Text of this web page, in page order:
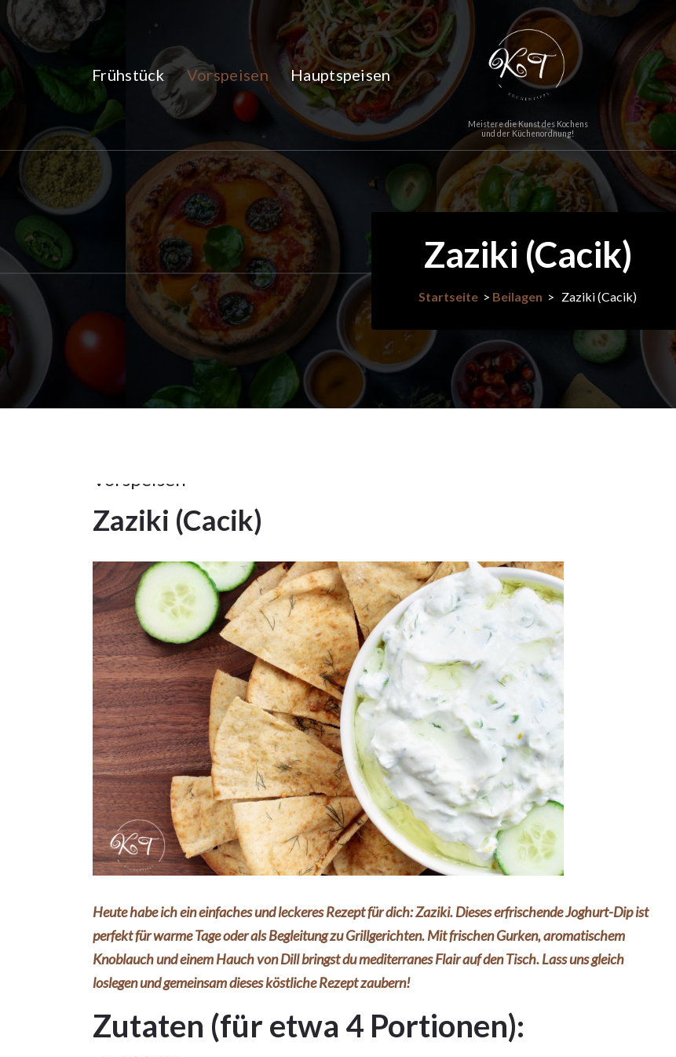
Zum
Inhalt
springen
Frühstück Vorspeisen Hauptspeisen
Meistere die Kunst des Kochens
und der Küchenordnung!
Zaziki (Cacik)
Startseite > Beilagen > Zaziki (Cacik)
28
OKT.
2024
Vorspeisen
Zaziki (Cacik)
Heute habe ich ein einfaches und leckeres Rezept für dich: Zaziki. Dieses erfrischende Joghurt-Dip ist
perfekt für warme Tage oder als Begleitung zu Grillgerichten. Mit frischen Gurken, aromatischem
Knoblauch und einem Hauch von Dill bringst du mediterranes Flair auf den Tisch. Lass uns gleich
loslegen und gemeinsam dieses köstliche Rezept zaubern!
Zutaten (für etwa 4 Portionen):